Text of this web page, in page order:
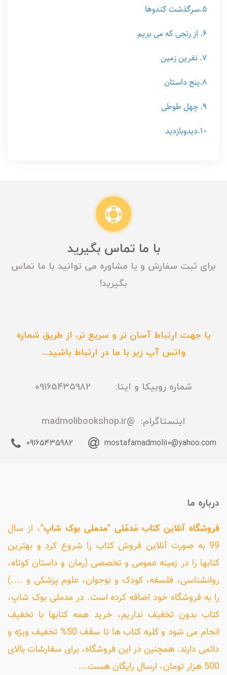
۵.سرگذشت کندوها
۶. از رنجی که می بریم
۷. نفرین زمین
۸.پنج داستان
۹. چهل طوطی
۱۰.دیدوبازدید
با ما تماس بگیرید
برای ثبت سفارش و یا مشاوره می توانید با ما تماس
بگیرید!
یا جهت ارتباط آسان تر و سریع تر، از طریق شماره
واتس آپ زیر با ما در ارتباط باشید...
شماره روبیکا و ایتا: 09165435982
اینستاگرام: @madmolibookshop.ir
mostafamadmoli10@yahoo.com
09165435982
درباره ما
فروشگاه آنلاین کتاب مَدمُلی "مدملی بوک شاپ"، از سال
99 به صورت آنلاین فروش کتاب را شروع کرد و بهترین
کتابها را در زمینه عمومی و تخصصی (رمان و داستان کوتاه،
روانشناسی، فلسفه، کودک و نوجوان، علوم پزشکی و ....)
را به فروشگاه خود اضافه کرده است. در مدملی بوک شاپ،
کتاب بدون تخفیف نداریم، خرید همه کتابها با تخفیف
انجام می شود و کلیه کتاب ها تا سقف 50% تخفیف ویژه و
دائمی دارند. همچنین در این فروشگاه، برای سفارشات بالای
500 هزار تومان، ارسال رایگان هست...